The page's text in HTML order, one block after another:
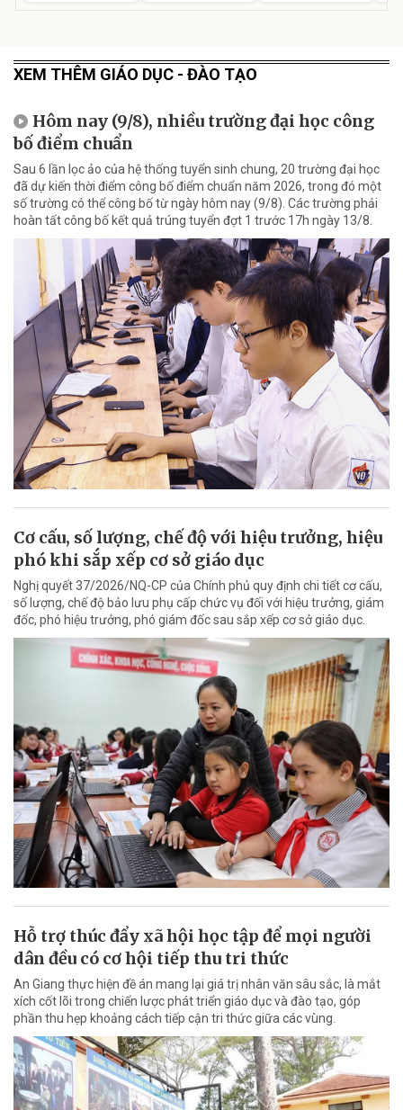
XEM THÊM GIÁO DỤC - ĐÀO TẠO
Hôm nay (9/8), nhiều trường đại học công
bố điểm chuẩn
Sau 6 lần lọc ảo của hệ thống tuyển sinh chung, 20 trường đại học
đã dự kiến thời điểm công bố điểm chuẩn năm 2026, trong đó một
số trường có thể công bố từ ngày hôm nay (9/8). Các trường phải
hoàn tất công bố kết quả trúng tuyển đợt 1 trước 17h ngày 13/8.
Cơ cấu, số lượng, chế độ với hiệu trưởng, hiệu
phó khi sắp xếp cơ sở giáo dục
Nghị quyết 37/2026/NQ-CP của Chính phủ quy định chi tiết cơ cấu,
số lượng, chế độ bảo lưu phụ cấp chức vụ đối với hiệu trưởng, giám
đốc, phó hiệu trưởng, phó giám đốc sau sắp xếp cơ sở giáo dục.
Hỗ trợ thúc đẩy xã hội học tập để mọi người
dân đều có cơ hội tiếp thu tri thức
An Giang thực hiện đề án mang lại giá trị nhân văn sâu sắc, là mắt
xích cốt lõi trong chiến lược phát triển giáo dục và đào tạo, góp
phần thu hẹp khoảng cách tiếp cận tri thức giữa các vùng.